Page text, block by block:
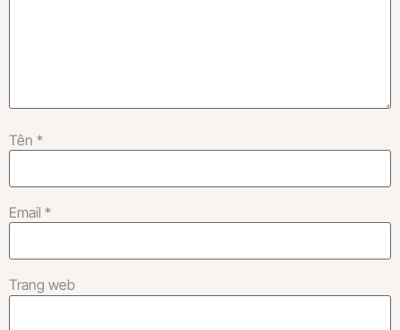
Tên *
Email *
Trang web